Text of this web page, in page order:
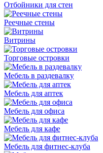
Отбойники для стен
Реечные стены
Витрины
Торговые островки
Мебель в раздевалку
Мебель для аптек
Мебель для офиса
Мебель для кафе
Мебель для фитнес-клуба